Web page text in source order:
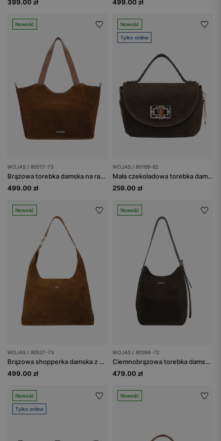
399.00 zł
499.00 zł
Nowość
WOJAS / 80517-73
Brązowa torebka damska na ramię
499.00 zł
Nowość
Tylko online
WOJAS / 80189-62
Mała czekoladowa torebka damska wizytowa
259.00 zł
Nowość
WOJAS / 80527-73
Brązowa shopperka damska z dwoiny welurowej
499.00 zł
Nowość
WOJAS / 80394-72
Ciemnobrązowa torebka damska typu worek z dwoiny
479.00 zł
Nowość
Tylko online
Nowość